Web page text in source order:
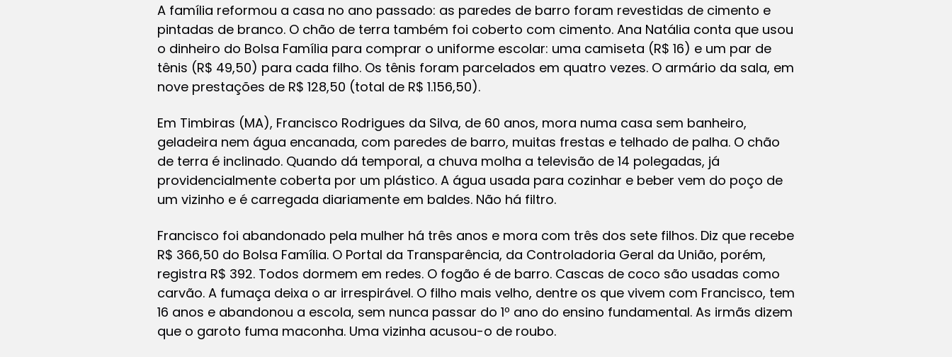
A família reformou a casa no ano passado: as paredes de barro foram revestidas de cimento e
pintadas de branco. O chão de terra também foi coberto com cimento. Ana Natália conta que usou
o dinheiro do Bolsa Família para comprar o uniforme escolar: uma camiseta (R$ 16) e um par de
tênis (R$ 49,50) para cada filho. Os tênis foram parcelados em quatro vezes. O armário da sala, em
nove prestações de R$ 128,50 (total de R$ 1.156,50).
Em Timbiras (MA), Francisco Rodrigues da Silva, de 60 anos, mora numa casa sem banheiro,
geladeira nem água encanada, com paredes de barro, muitas frestas e telhado de palha. O chão
de terra é inclinado. Quando dá temporal, a chuva molha a televisão de 14 polegadas, já
providencialmente coberta por um plástico. A água usada para cozinhar e beber vem do poço de
um vizinho e é carregada diariamente em baldes. Não há filtro.
Francisco foi abandonado pela mulher há três anos e mora com três dos sete filhos. Diz que recebe
R$ 366,50 do Bolsa Família. O Portal da Transparência, da Controladoria Geral da União, porém,
registra R$ 392. Todos dormem em redes. O fogão é de barro. Cascas de coco são usadas como
carvão. A fumaça deixa o ar irrespirável. O filho mais velho, dentre os que vivem com Francisco, tem
16 anos e abandonou a escola, sem nunca passar do 1º ano do ensino fundamental. As irmãs dizem
que o garoto fuma maconha. Uma vizinha acusou-o de roubo.